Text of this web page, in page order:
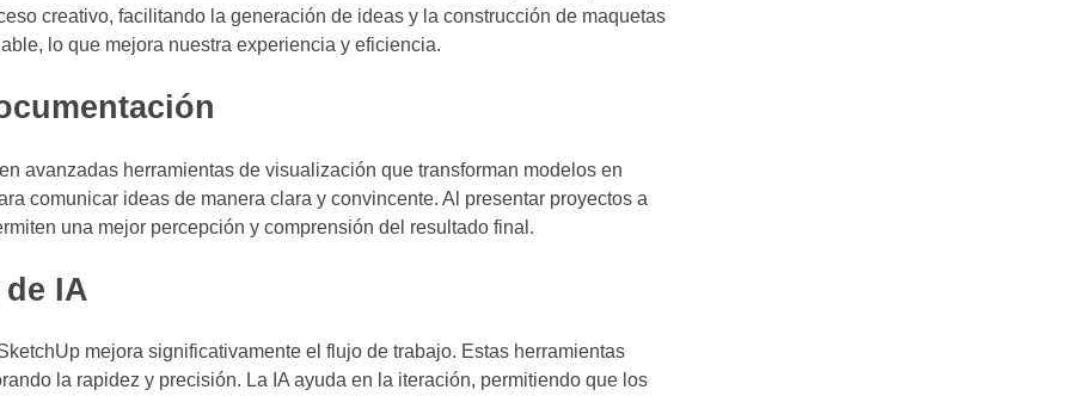
creativo, facilitando la generación de ideas y la construcción de maquetas
lo que mejora nuestra experiencia y eficiencia.
avanzadas herramientas de visualización que transforman modelos en
comunicar ideas de manera clara y convincente. Al presentar proyectos a
una mejor percepción y comprensión del resultado final.
IA
mejora significativamente el flujo de trabajo. Estas herramientas
la rapidez y precisión. La IA ayuda en la iteración, permitiendo que los